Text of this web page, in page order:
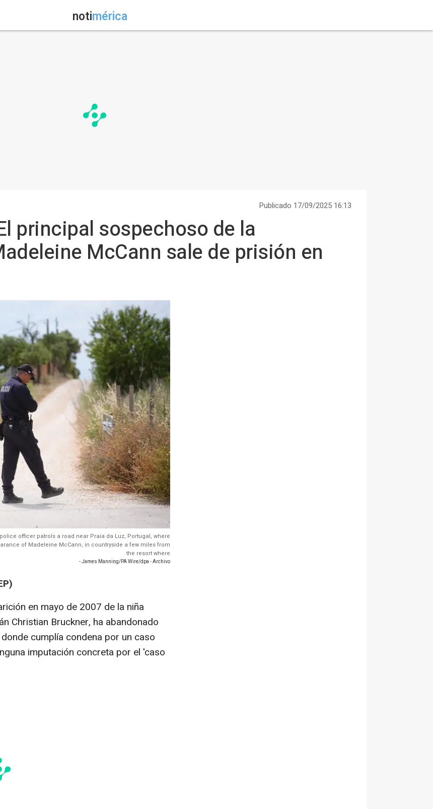
notimérica
Publicado 17/09/2025 16:13
principal sospechoso de la
McCann sale de prisión en
officer patrols a road near Praia da Luz, Portugal, where
of Madeleine McCann, in countryside a few miles from
the resort where
- James Manning/PA Wire/dpa - Archivo
en mayo de 2007 de la niña
Christian Bruckner, ha abandonado
cumplía condena por un caso
imputación concreta por el 'caso